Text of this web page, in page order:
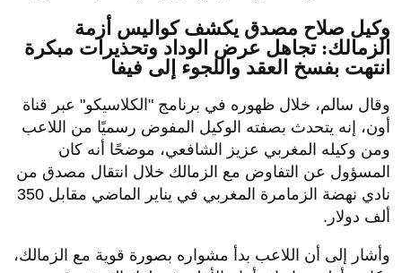
وكيل صلاح مصدق يكشف كواليس أزمة
الزمالك: تجاهل عرض الوداد وتحذيرات مبكرة
انتهت بفسخ العقد واللجوء إلى فيفا
وقال سالم، خلال ظهوره في برنامج "الكلاسيكو" عبر قناة
أون، إنه يتحدث بصفته الوكيل المفوض رسميًا من اللاعب
ومن وكيله المغربي عزيز الشافعي، موضحًا أنه كان
المسؤول عن التفاوض مع الزمالك خلال انتقال مصدق من
نادي نهضة الزمامرة المغربي في يناير الماضي مقابل 350
ألف دولار.
وأشار إلى أن اللاعب بدأ مشواره بصورة قوية مع الزمالك،